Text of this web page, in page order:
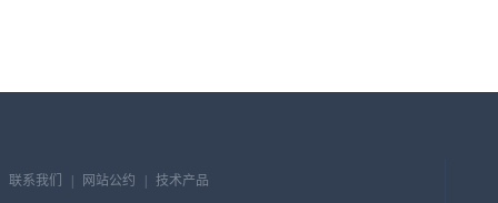
联系我们 网站公约 技术产品